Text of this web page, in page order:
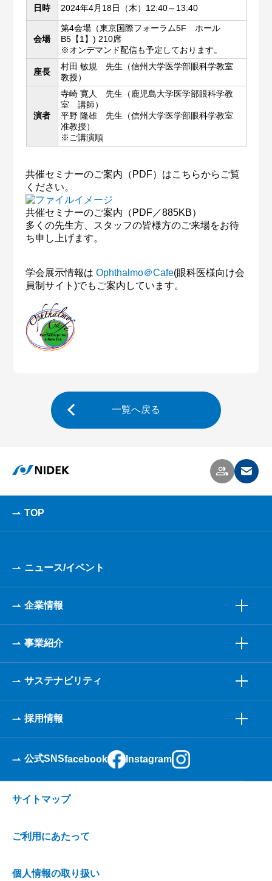
日時 2024年4月18日（木）12:40～13:40
会場
第4会場（東京国際フォーラム5F ホール
B5【1】) 210席
※オンデマンド配信も予定しております。
座長
村田 敏規 先生（信州大学医学部眼科学教室
教授）
演者
寺崎 寛人 先生（鹿児島大学医学部眼科学教
室 講師）
平野 隆雄 先生（信州大学医学部眼科学教室
准教授）
※ご講演順
共催セミナーのご案内（PDF）はこちらからご覧
ください。
共催セミナーのご案内（PDF／885KB）
多くの先生方、スタッフの皆様方のご来場をお待
ち申し上げます。
学会展示情報はOphthalmo＠Cafe(眼科医様向け会
員制サイト)でもご案内しています。
一覧へ戻る
TOP
ニュース/イベント
企業情報
事業紹介
サステナビリティ
採用情報
公式SNSfacebook Instagram
サイトマップ
ご利用にあたって
個人情報の取り扱い